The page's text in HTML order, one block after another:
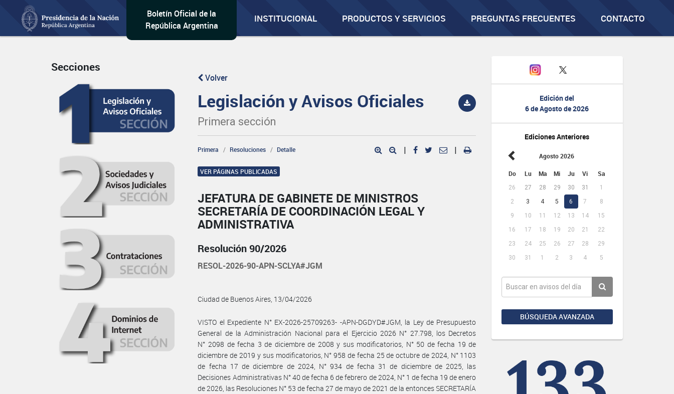
Boletín Oficial de la
República Argentina
INSTITUCIONAL PRODUCTOS Y SERVICIOS PREGUNTAS FRECUENTES CONTACTO
Edición del
6 de Agosto de 2026
Ediciones Anteriores
Agosto 2026
Do Lu Ma Mi Ju Vi Sa
26 27 28 29 30 31
1
2
3 4 5 6 7
8
9
10 11 12 13 14
15
16
17 18 19 20 21
22
23
24 25 26 27 28
29
30
31 1 2 3 4 5
BÚSQUEDA AVANZADA
Secciones
Volver
Legislación y Avisos Oficiales
Primera sección
Primera Resoluciones Detalle | |
VER PÁGINAS PUBLICADAS
JEFATURA DE GABINETE DE MINISTROS
SECRETARÍA DE COORDINACIÓN LEGAL Y
ADMINISTRATIVA
Resolución 90/2026
RESOL-2026-90-APN-SCLYA#JGM
Ciudad de Buenos Aires, 13/04/2026
VISTO el Expediente N° EX-2026-25709263- -APN-DGDYD#JGM, la Ley de Presupuesto
General de la Administración Nacional para el Ejercicio 2026 N° 27.798, los Decretos
N° 2098 de fecha 3 de diciembre de 2008 y sus modificatorios, N° 50 de fecha 19 de
diciembre de 2019 y sus modificatorios, N° 958 de fecha 25 de octubre de 2024, N° 1103
de fecha 17 de diciembre de 2024, N° 934 de fecha 31 de diciembre de 2025, las
Decisiones Administrativas N° 40 de fecha 6 de febrero de 2024, N° 1 de fecha 19 de enero
de 2026, las Resoluciones N° 53 de fecha 27 de mayo de 2021 de la entonces SECRETARÍA